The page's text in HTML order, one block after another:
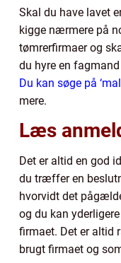
Skal du have lavet
kigge nærmere på
tømrerfirmaer og
du hyre en
Du kan søge på
mere.
Læs
Det er altid en god
du træffer en
hvorvidt det
og du kan
firmaet. Det er altid
brugt firmaet og